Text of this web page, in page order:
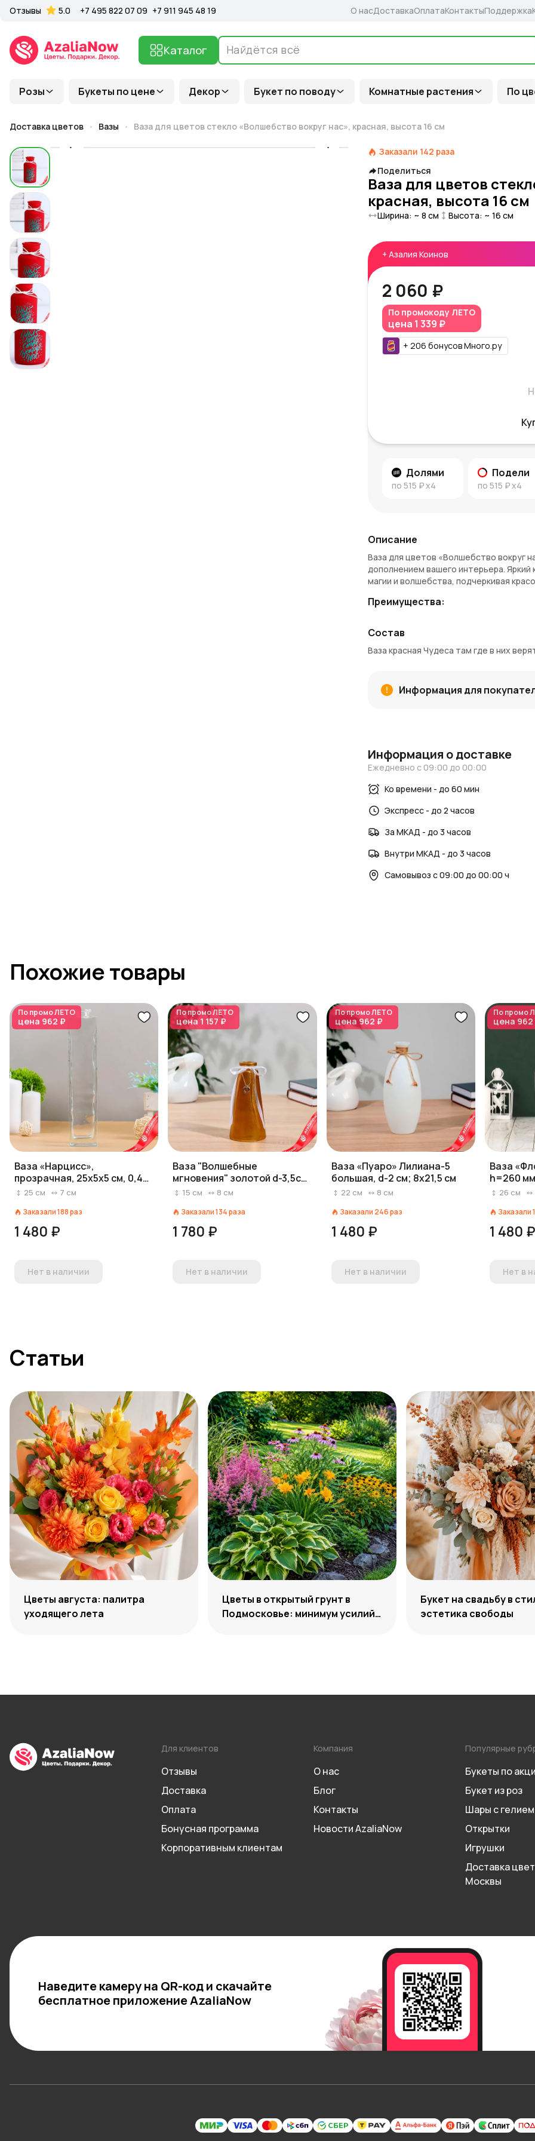
Розы Букеты по цене Декор Букет по поводу Комнатные растения По
Каталог
Отзывы 5.0 +7 495 822 07 09 +7 911 945 48 19 О насДоставкаОплатаКонтактыПоддержка
Доставка цветов Вазы Ваза для цветов стекло «Волшебство вокруг нас», красная, высота 16 см
Заказали 142 раза
Поделиться
Ваза для цветов
красная, высота 16 см
Ширина: ~ 8 см Высота: ~ 16 см
+ Азалия Коинов
2 060 ₽
По промокоду ЛЕТО
цена 1 339 ₽
+ 206 бонусовМного.ру
Долями
по 515 ₽x4
Подели
по 515 ₽x4
Описание
Ваза для цветов «Волшебство вокруг
дополнением вашего интерьера.
магии и волшебства, подчеркивая
Преимущества:
Вдохновляющая фраза «Волшебство
Подходит для композиции с
Стеклянный материал придает вазе
Ваза доступна для покупки в
Для получения дополнительных идей
AzaliaNowили следите за новыми
AzaliaNow — придайте вашему
Состав
Ваза красная Чудеса там где в них
Информация для
Информация о доставке
Ежедневно с 09:00 до 00:00
Ко времени - до 60 мин
Экспресс - до 2 часов
За МКАД - до 3 часов
Внутри МКАД - до 3 часов
Самовывоз с 09:00 до 00:00 ч
Похожие товары
По промоЛЕТО
цена 962 ₽
Ваза «Нарцисс»,
прозрачная, 25х5х5 см, 0,45
л 1554
25 см 7 см
Заказали188раз
1 480 ₽
Нет в наличии
По промоЛЕТО
цена 1 157 ₽
Ваза "Волшебные
мгновения" золотой d-3,5см
7,5(дно)х15см
15 см 8 см
Заказали134раза
1 780 ₽
Нет в наличии
По промоЛЕТО
цена962 ₽
Ваза «Пуаро» Лилиана-5
большая, d-2 см; 8х21,5 см
22 см 8 см
Заказали 246раз
1 480 ₽
Нет в наличии
По промо
цена 962
Ваза
h=260
26 см
Заказали
1 480 ₽
Нет в
Статьи
Цветы августа: палитра
уходящего лета
Цветы в открытый грунт в
Подмосковье: минимум усилий,
Букет на свадьбу в
эстетика свободы
Для клиентов
Отзывы
Доставка
Оплата
Бонусная программа
Корпоративным клиентам
Компания
О нас
Блог
Контакты
Новости AzaliaNow
Популярные
Букеты по
Букет из роз
Шары с гелием
Открытки
Игрушки
Доставка
Москвы
Наведите камеру на QR-код и скачайте
бесплатное приложение AzaliaNow